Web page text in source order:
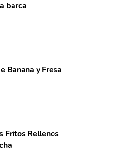
barca
Banana y Fresa
Fritos Rellenos